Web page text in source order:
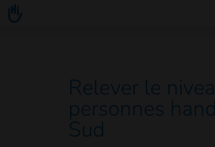
Go to main content
Relever le
personnes
Sud